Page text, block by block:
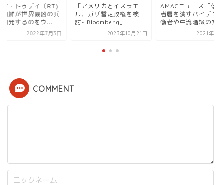
ア・トゥデイ（RT)
朝鮮が世界最凶の兵
開発するのをウ...
2022年7月3日
「アメリカとイスラエ
ル、ガザ暫定政権を検
討- Bloomberg」...
2023年10月21日
AMACニュース「低
者層を潰すバイデン
働者や中流階級の家
2021年11
COMMENT